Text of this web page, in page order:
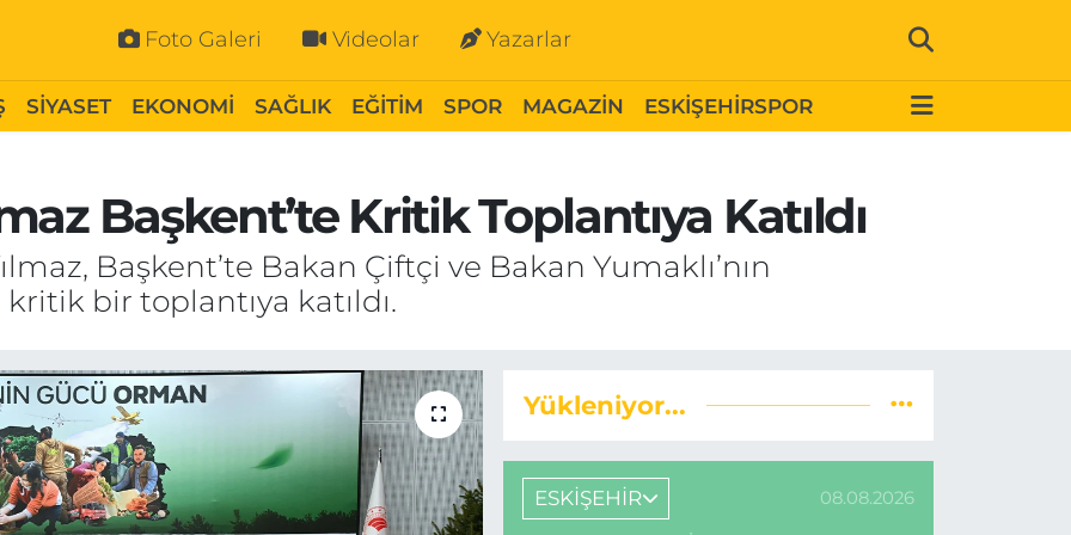
Foto Galeri Videolar Yazarlar
SİYASET EKONOMİ SAĞLIK EĞİTİM SPOR MAGAZİN ESKİŞEHİRSPOR
Başkent’te Kritik Toplantıya Katıldı
Başkent’te Bakan Çiftçi ve Bakan Yumaklı’nın
bir toplantıya katıldı.
Yükleniyor...
ESKİŞEHİR 08.08.2026